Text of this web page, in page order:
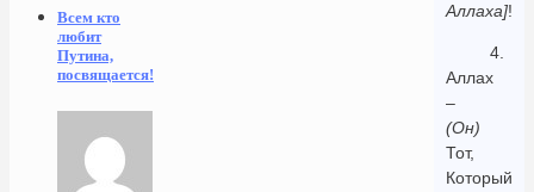
Аллаха]!
4.
Аллах
–
(Он)
Тот,
Который
Всем кто
любит
Путина,
посвящается!